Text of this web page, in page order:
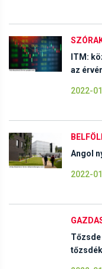
ITM:
az
2022-
Angol
2022-